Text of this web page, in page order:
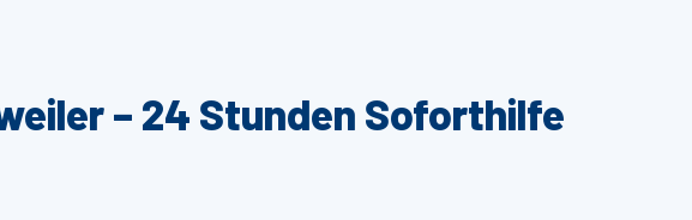
– 24 Stunden Soforthilfe